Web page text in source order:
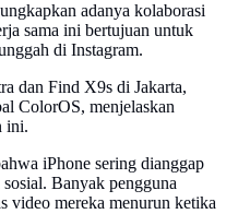
adanya kolaborasi
sama ini bertujuan untuk
di Instagram.
dan Find X9s di Jakarta,
ColorOS, menjelaskan
ini.
iPhone sering dianggap
Banyak pengguna
video mereka menurun ketika